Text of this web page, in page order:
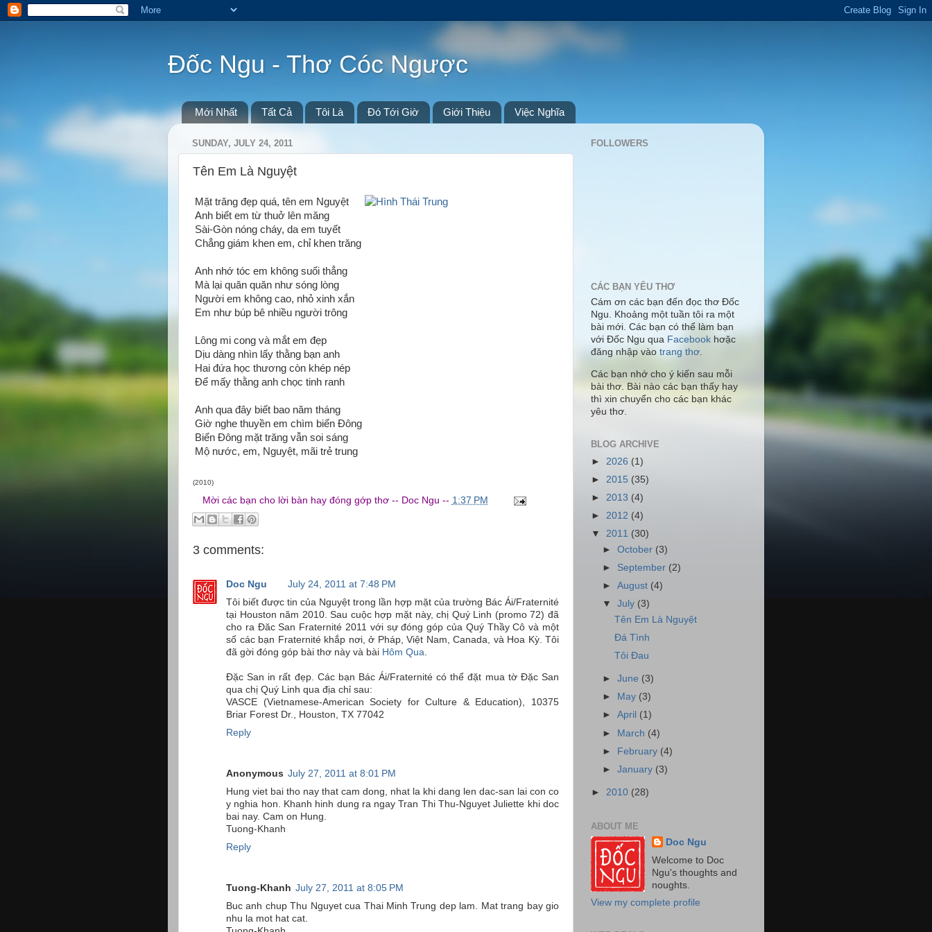
Đốc Ngu - Thơ Cóc Ngược
Mới Nhất Tất Cả Tôi Là Đó Tới Giờ Giới Thiệu Việc Nghĩa
SUNDAY, JULY 24, 2011
Tên Em Là Nguyệt
Mặt trăng đẹp quá, tên em Nguyệt
Anh biết em từ thuở lên măng
Sài-Gòn nóng cháy, da em tuyết
Chẳng giám khen em, chỉ khen trăng
Anh nhớ tóc em không suối thẳng
Mà lại quăn quăn như sóng lòng
Người em không cao, nhỏ xinh xắn
Em như búp bê nhiều người trông
Lông mi cong và mắt em đẹp
Dịu dàng nhìn lấy thằng bạn anh
Hai đứa học thương còn khép nép
Để mấy thằng anh chọc tinh ranh
Anh qua đây biết bao năm tháng
Giờ nghe thuyền em chìm biển Đông
Biển Đông mặt trăng vẫn soi sáng
Mộ nước, em, Nguyệt, mãi trẻ trung
(2010)
Mời các bạn cho lời bàn hay đóng gớp thơ -- Doc Ngu -- 1:37 PM
3 comments:
Doc Ngu
July 24, 2011 at 7:48 PM
Tôi biết được tin của Nguyệt trong lần hợp mặt của trường Bác Ái/Fraternité
tại Houston năm 2010. Sau cuộc hợp mặt này, chị Quý Linh (promo 72) đã
cho ra Đăc San Fraternité 2011 với sự đóng góp của Quý Thầy Cô và một
số các bạn Fraternité khắp nơi, ở Pháp, Việt Nam, Canada, và Hoa Kỳ. Tôi
đã gời đóng góp bài thơ này và bài Hôm Qua.
Đặc San in rất đẹp. Các bạn Bác Ái/Fraternité có thể đặt mua tờ Đặc San
qua chị Quý Linh qua địa chỉ sau:
VASCE (Vietnamese-American Society for Culture & Education), 10375
Briar Forest Dr., Houston, TX 77042
Reply
Anonymous July 27, 2011 at 8:01 PM
Hung viet bai tho nay that cam dong, nhat la khi dang len dac-san lai con co
y nghia hon. Khanh hinh dung ra ngay Tran Thi Thu-Nguyet Juliette khi doc
bai nay. Cam on Hung.
Tuong-Khanh
Reply
Tuong-Khanh July 27, 2011 at 8:05 PM
Buc anh chup Thu Nguyet cua Thai Minh Trung dep lam. Mat trang bay gio
nhu la mot hat cat.
FOLLOWERS
CÁC BẠN YÊU THƠ
Cám ơn các bạn đến đọc thơ Đốc
Ngu. Khoảng một tuần tôi ra một
bài mới. Các bạn có thể làm bạn
với Đốc Ngu qua Facebook hơặc
đăng nhập vào trang thơ.
Các bạn nhớ cho ý kiến sau mỗi
bài thơ. Bài nào các bạn thấy hay
thì xin chuyển cho các bạn khác
yêu thơ.
BLOG ARCHIVE
► 2026 (1)
► 2015 (35)
► 2013 (4)
► 2012 (4)
▼ 2011 (30)
►October (3)
► September (2)
►August (4)
▼July (3)
Tên Em Là Nguyệt
Đá Tình
Tôi Đau
►June (3)
►
May (3)
►April (1)
► March (4)
► February (4)
►January (3)
► 2010 (28)
ABOUT ME
Doc Ngu
Welcome to Doc
Ngu's thoughts and
noughts.
View my complete profile